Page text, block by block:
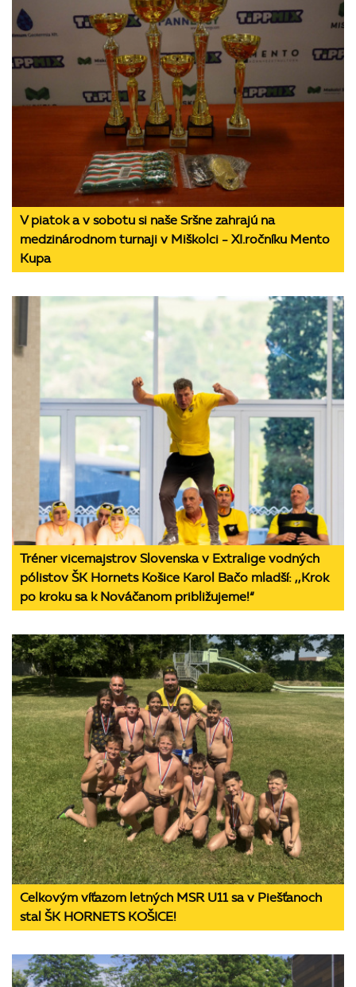
V piatok a v sobotu si naše Sršne zahrajú na
medzinárodnom turnaji v Miškolci - XI.ročníku Mento
Kupa
Tréner vicemajstrov Slovenska v Extralige vodných
pólistov ŠK Hornets Košice Karol Bačo mladší: ,,Krok
po kroku sa k Nováčanom približujeme!“
Celkovým víťazom letných MSR U11 sa v Piešťanoch
stal ŠK HORNETS KOŠICE!